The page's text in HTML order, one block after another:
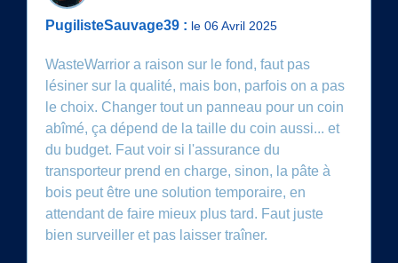
PugilisteSauvage39 : le 06 Avril 2025
WasteWarrior a raison sur le fond, faut pas
lésiner sur la qualité, mais bon, parfois on a pas
le choix. Changer tout un panneau pour un coin
abîmé, ça dépend de la taille du coin aussi... et
du budget. Faut voir si l'assurance du
transporteur prend en charge, sinon, la pâte à
bois peut être une solution temporaire, en
attendant de faire mieux plus tard. Faut juste
bien surveiller et pas laisser traîner.